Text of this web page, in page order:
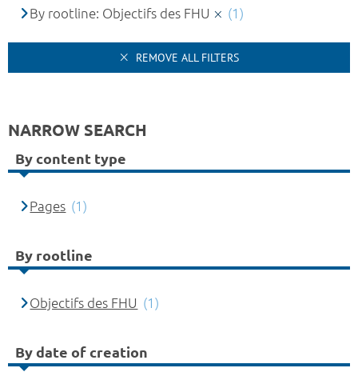
By rootline: Objectifs des FHU
(1)
REMOVE ALL FILTERS
NARROW SEARCH
By content type
Pages (1)
By rootline
Objectifs des FHU (1)
By date of creation